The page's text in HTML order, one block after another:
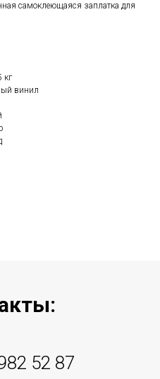
самоклеющаяся заплатка для
кг
винил
52 87